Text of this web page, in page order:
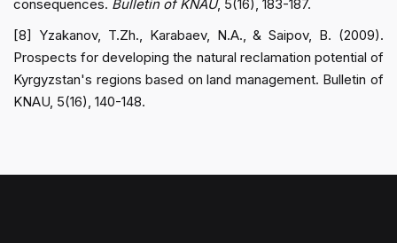
consequences. Bulletin of KNAU, 5(16), 183-187.
[8] Yzakanov, T.Zh., Karabaev, N.A., & Saipov, B. (2009).
Prospects for developing the natural reclamation potential of
Kyrgyzstan's regions based on land management. Bulletin of
KNAU, 5(16), 140-148.